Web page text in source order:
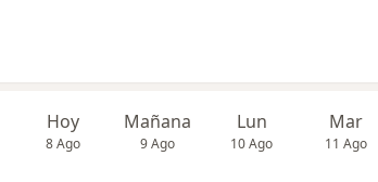
Hoy
8 Ago
Mañana
9 Ago
Lun
10 Ago
Mar
11 Ago